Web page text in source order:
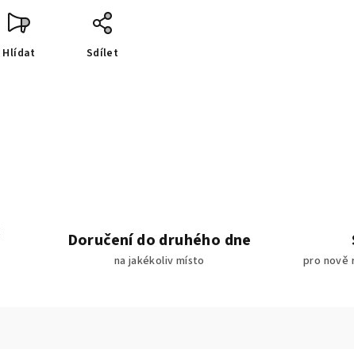
Hlídat Sdílet
Doručení do druhého dne
na jakékoliv místo pro nově